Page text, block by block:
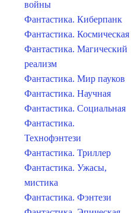
войны
Фантастика. Киберпанк
Фантастика. Космическая
Фантастика. Магический
реализм
Фантастика. Мир пауков
Фантастика. Научная
Фантастика. Социальная
Фантастика.
Технофэнтези
Фантастика. Триллер
Фантастика. Ужасы,
мистика
Фантастика. Фэнтези